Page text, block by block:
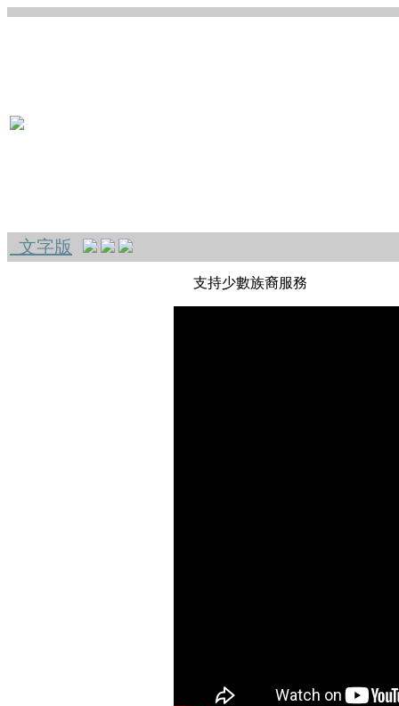
文字版
支持少數族裔服務